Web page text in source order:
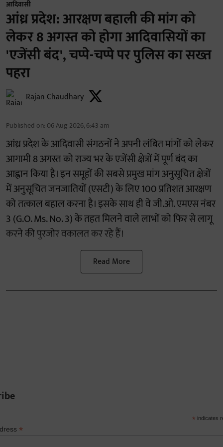
आदिवासी
आंध्र प्रदेश: आरक्षण बहाली की मांग को
लेकर 8 अगस्त को होगा आदिवासियों का
'एजेंसी बंद', चप्पे-चप्पे पर पुलिस का सख्त
पहरा
Rajan Chaudhary
Published on: 06 Aug 2026, 6:43 am
आंध्र प्रदेश के आदिवासी संगठनों ने अपनी लंबित मांगों को लेकर
आगामी 8 अगस्त को राज्य भर के एजेंसी क्षेत्रों में पूर्ण बंद का
आह्वान किया है। इन समूहों की सबसे प्रमुख मांग अनुसूचित क्षेत्रों
में अनुसूचित जनजातियों (एसटी) के लिए 100 प्रतिशत आरक्षण
को तत्काल बहाल करना है। इसके साथ ही वे जी.ओ. एमएस नंबर
3 (G.O. Ms. No. 3) के तहत मिलने वाले लाभों को फिर से लागू
करने की पुरजोर वकालत कर रहे हैं।
Read More
* indicates
*